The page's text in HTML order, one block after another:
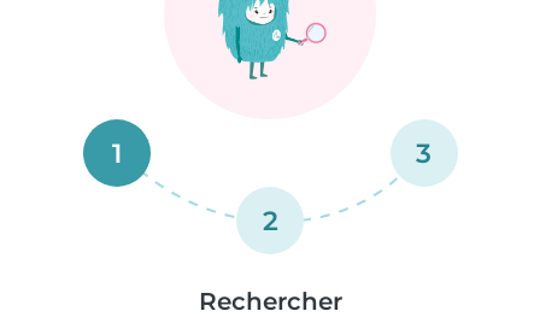
1
2
3
Rechercher